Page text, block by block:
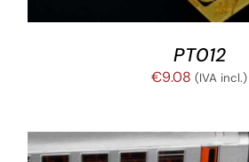
PT012
€9.08 (IVA incl.)